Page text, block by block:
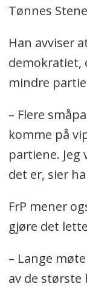
Tønnes
Han avviser
demokratiet,
mindre
– Flere
komme på
partiene.
det er, sier
FrP mener
gjøre det
– Lange
av de